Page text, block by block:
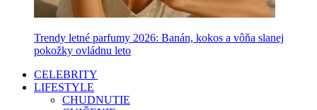
Trendy letné parfumy 2026: Banán, kokos a vôňa slanej
pokožky ovládnu leto
CELEBRITY
LIFESTYLE
CHUDNUTIE